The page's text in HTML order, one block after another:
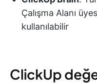
Çalışma Alanı
kullanılabilir
ClickUp